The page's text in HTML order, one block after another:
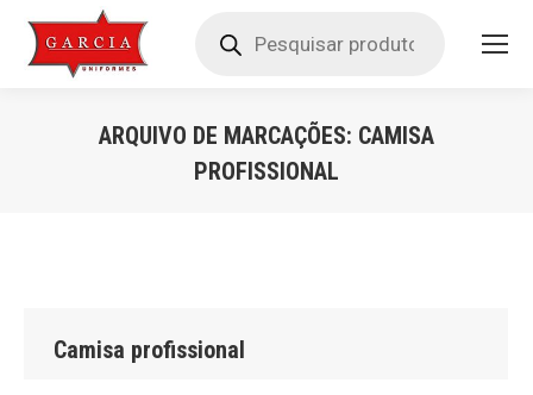
produtos
ARQUIVO DE MARCAÇÕES: CAMISA
PROFISSIONAL
Camisa profissional